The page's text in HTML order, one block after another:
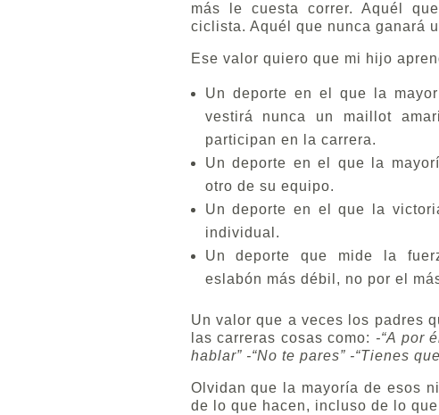
más le cuesta correr. Aquél
ciclista. Aquél que nunca ganará
Ese valor quiero que mi hijo
Un deporte en el que la
vestirá nunca un maillot
participan en la carrera.
Un deporte en el que la
otro de su equipo.
Un deporte en el que la
individual.
Un deporte que mide la
eslabón más débil, no por el
Un valor que a veces los padres
las carreras cosas como: -“A por
hablar” -“No te pares” -“Tienes
Olvidan que la mayoría de esos
de lo que hacen, incluso de lo